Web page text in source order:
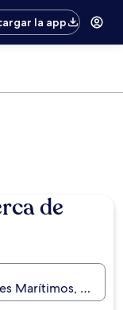
la app
de
Marítimos, Francia